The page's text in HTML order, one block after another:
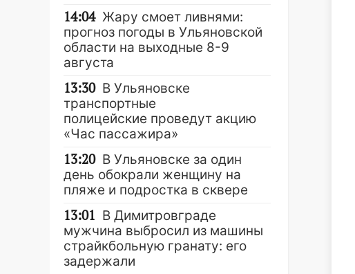
14:04 Жару смоет ливнями:
прогноз погоды в Ульяновской
области на выходные 8-9
августа
13:30 В Ульяновске
транспортные
полицейские проведут акцию
«Час пассажира»
13:20 В Ульяновске за один
день обокрали женщину на
пляже и подростка в сквере
13:01 В Димитровграде
мужчина выбросил из машины
страйкбольную гранату: его
задержали